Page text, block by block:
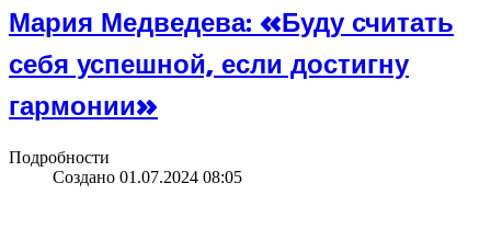
Мария Медведева: «Буду считать
себя успешной, если достигну
гармонии»
Подробности
Создано 01.07.2024 08:05